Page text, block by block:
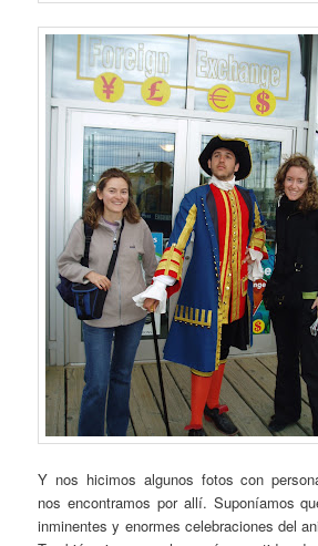
Y nos hicimos algunos fotos con
nos encontramos por allí. Suponíamos
inminentes y enormes celebraciones del